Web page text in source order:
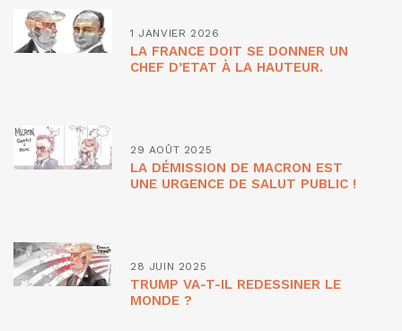
1 JANVIER 2026
LA FRANCE DOIT SE DONNER UN
CHEF D’ETAT À LA HAUTEUR.
29 AOÛT 2025
LA DÉMISSION DE MACRON EST
UNE URGENCE DE SALUT PUBLIC !
28 JUIN 2025
TRUMP VA-T-IL REDESSINER LE
MONDE ?